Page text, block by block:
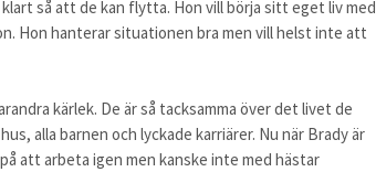
så att de kan flytta. Hon vill börja sitt eget liv med
Hon hanterar situationen bra men vill helst inte att
kärlek. De är så tacksamma över det livet de
alla barnen och lyckade karriärer. Nu när Brady är
att arbeta igen men kanske inte med hästar